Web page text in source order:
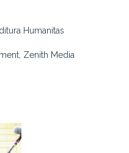
Humanitas
Zenith Media